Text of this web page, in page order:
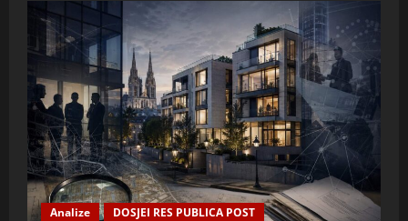
Analize DOSJEI RES PUBLICA POST